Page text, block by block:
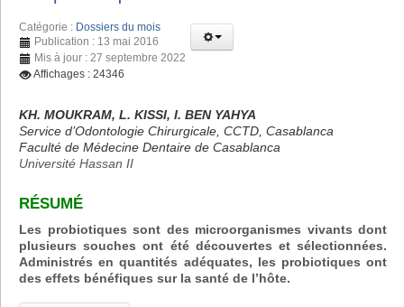
Catégorie : Dossiers du mois
Publication : 13 mai 2016
Mis à jour : 27 septembre 2022
Affichages : 24346
KH. MOUKRAM, L. KISSI, I. BEN YAHYA
Service d’Odontologie Chirurgicale, CCTD, Casablanca
Faculté de Médecine Dentaire de Casablanca
Université Hassan II
RÉSUMÉ
Les probiotiques sont des microorganismes vivants dont
plusieurs souches ont été découvertes et sélectionnées.
Administrés en quantités adéquates, les probiotiques ont
des effets bénéfiques sur la santé de l’hôte.